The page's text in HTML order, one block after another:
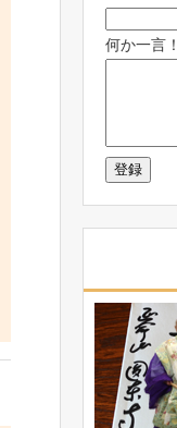
何か一言！